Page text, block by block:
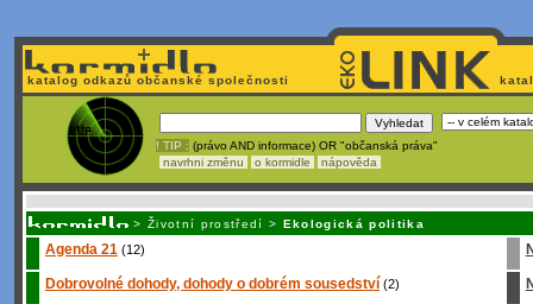
katalog odkazů občanské společnosti
! TIP : (právo AND informace) OR "občanská práva"
navrhni změnu
o kormidle nápověda
> Životní prostředí > Ekologická politika
Agenda 21 (12)
Dobrovolné dohody, dohody o dobrém sousedství (2)